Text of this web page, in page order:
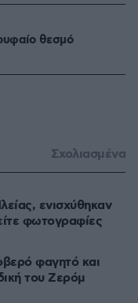
θεσμό
Σχολιασμένα
ενισχύθηκαν
φωτογραφίες
φαγητό και
του Ζερόμ